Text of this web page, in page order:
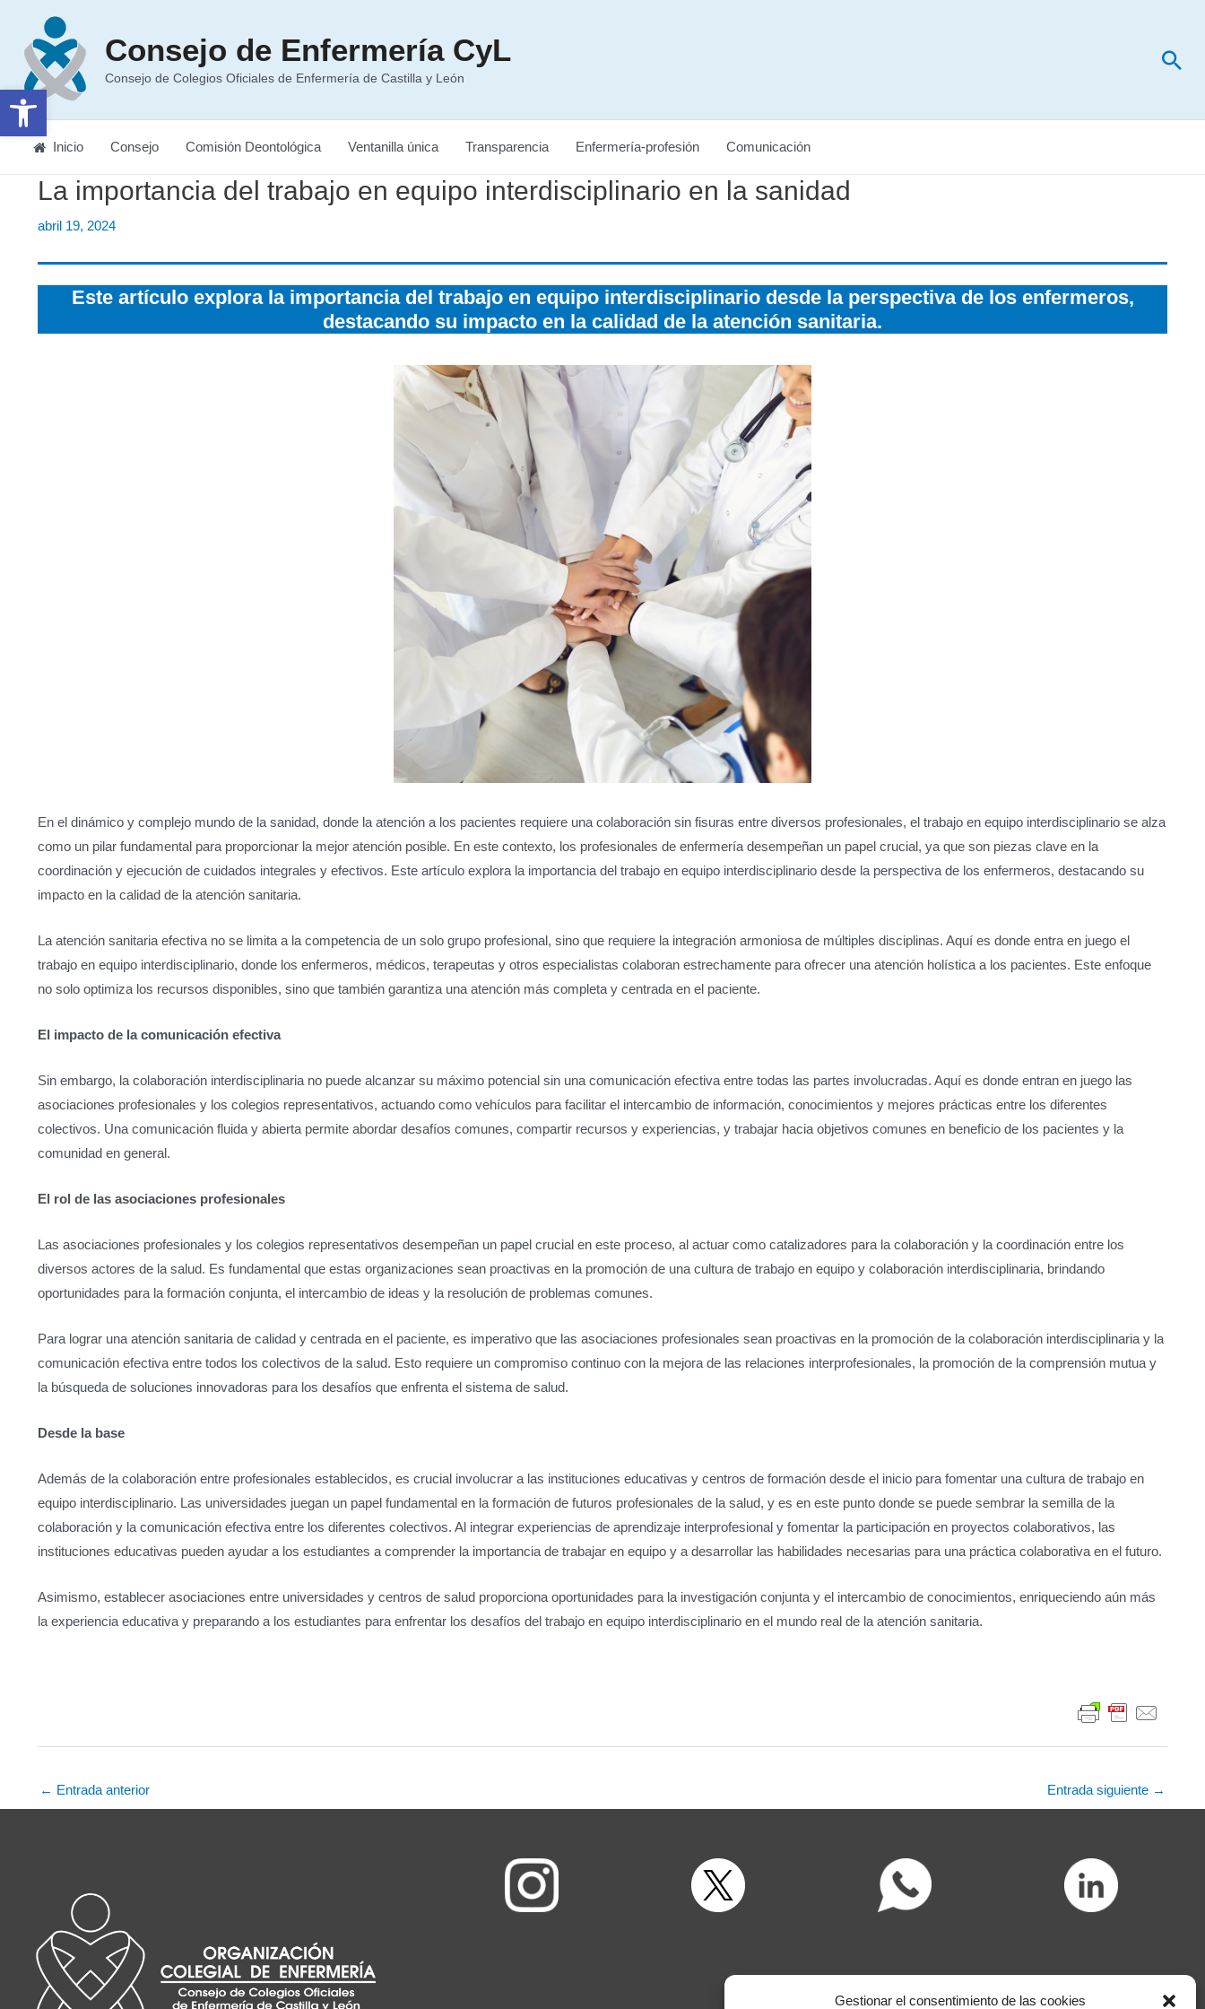
Abrir barra de herramientas
Gestionar el consentimiento de las cookies
contenido
Consejo de Enfermería CyL
Consejo de Colegios Oficiales de Enfermería de Castilla y León
Inicio Consejo Comisión Deontológica Ventanilla única Transparencia Enfermería-profesión Comunicación
La importancia del trabajo en equipo interdisciplinario en la sanidad
abril 19, 2024
Este artículo explora la importancia del trabajo en equipo interdisciplinario desde la perspectiva de los enfermeros,
destacando su impacto en la calidad de la atención sanitaria.
En el dinámico y complejo mundo de la sanidad, donde la atención a los pacientes requiere una colaboración sin fisuras entre diversos profesionales, el trabajo en equipo interdisciplinario se alza
como un pilar fundamental para proporcionar la mejor atención posible. En este contexto, los profesionales de enfermería desempeñan un papel crucial, ya que son piezas clave en la
coordinación y ejecución de cuidados integrales y efectivos. Este artículo explora la importancia del trabajo en equipo interdisciplinario desde la perspectiva de los enfermeros, destacando su
impacto en la calidad de la atención sanitaria.
La atención sanitaria efectiva no se limita a la competencia de un solo grupo profesional, sino que requiere la integración armoniosa de múltiples disciplinas. Aquí es donde entra en juego el
trabajo en equipo interdisciplinario, donde los enfermeros, médicos, terapeutas y otros especialistas colaboran estrechamente para ofrecer una atención holística a los pacientes. Este enfoque
no solo optimiza los recursos disponibles, sino que también garantiza una atención más completa y centrada en el paciente.
El impacto de la comunicación efectiva
Sin embargo, la colaboración interdisciplinaria no puede alcanzar su máximo potencial sin una comunicación efectiva entre todas las partes involucradas. Aquí es donde entran en juego las
asociaciones profesionales y los colegios representativos, actuando como vehículos para facilitar el intercambio de información, conocimientos y mejores prácticas entre los diferentes
colectivos. Una comunicación fluida y abierta permite abordar desafíos comunes, compartir recursos y experiencias, y trabajar hacia objetivos comunes en beneficio de los pacientes y la
comunidad en general.
El rol de las asociaciones profesionales
Las asociaciones profesionales y los colegios representativos desempeñan un papel crucial en este proceso, al actuar como catalizadores para la colaboración y la coordinación entre los
diversos actores de la salud. Es fundamental que estas organizaciones sean proactivas en la promoción de una cultura de trabajo en equipo y colaboración interdisciplinaria, brindando
oportunidades para la formación conjunta, el intercambio de ideas y la resolución de problemas comunes.
Para lograr una atención sanitaria de calidad y centrada en el paciente, es imperativo que las asociaciones profesionales sean proactivas en la promoción de la colaboración interdisciplinaria y la
comunicación efectiva entre todos los colectivos de la salud. Esto requiere un compromiso continuo con la mejora de las relaciones interprofesionales, la promoción de la comprensión mutua y
la búsqueda de soluciones innovadoras para los desafíos que enfrenta el sistema de salud.
Desde la base
Además de la colaboración entre profesionales establecidos, es crucial involucrar a las instituciones educativas y centros de formación desde el inicio para fomentar una cultura de trabajo en
equipo interdisciplinario. Las universidades juegan un papel fundamental en la formación de futuros profesionales de la salud, y es en este punto donde se puede sembrar la semilla de la
colaboración y la comunicación efectiva entre los diferentes colectivos. Al integrar experiencias de aprendizaje interprofesional y fomentar la participación en proyectos colaborativos, las
instituciones educativas pueden ayudar a los estudiantes a comprender la importancia de trabajar en equipo y a desarrollar las habilidades necesarias para una práctica colaborativa en el futuro.
Asimismo, establecer asociaciones entre universidades y centros de salud proporciona oportunidades para la investigación conjunta y el intercambio de conocimientos, enriqueciendo aún más
la experiencia educativa y preparando a los estudiantes para enfrentar los desafíos del trabajo en equipo interdisciplinario en el mundo real de la atención sanitaria.
Navegación
de
← Entrada anterior Entrada siguiente →